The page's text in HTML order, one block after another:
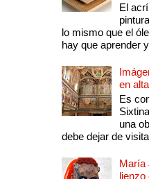
El
lo mismo que el
hay que aprender
en
Es
una
debe dejar de
María
lienzo